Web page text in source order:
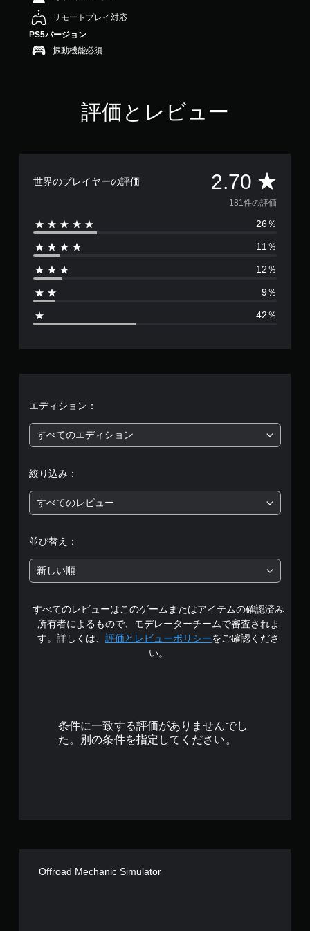
.
7
で
リモートプレイ対応
PS5バージョン
振動機能必須
評価とレビュー
世界のプレイヤーの評価 2.70 評
価
数
は
8
評
は
5
階
中
の
2
181件の評価
26％
11％
12％
9％
42％
エディション：
すべてのエディション
絞り込み：
すべてのレビュー
並び替え：
新しい順
すべてのレビューはこのゲームまたはアイテムの確認済み
所有者によるもので、モデレーターチームで審査されま
す。詳しくは、 評価とレビューポリシーをご確認くださ
い。
条件に一致する評価がありませんでし
た。別の条件を指定してください。
Offroad Mechanic Simulator